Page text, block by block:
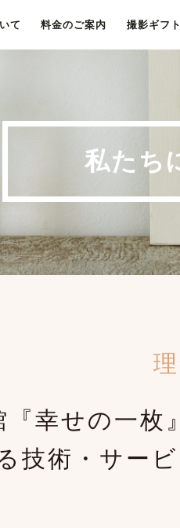
て 料金のご案内 撮影ギフ
私たち
『幸せの一枚
技術・サー